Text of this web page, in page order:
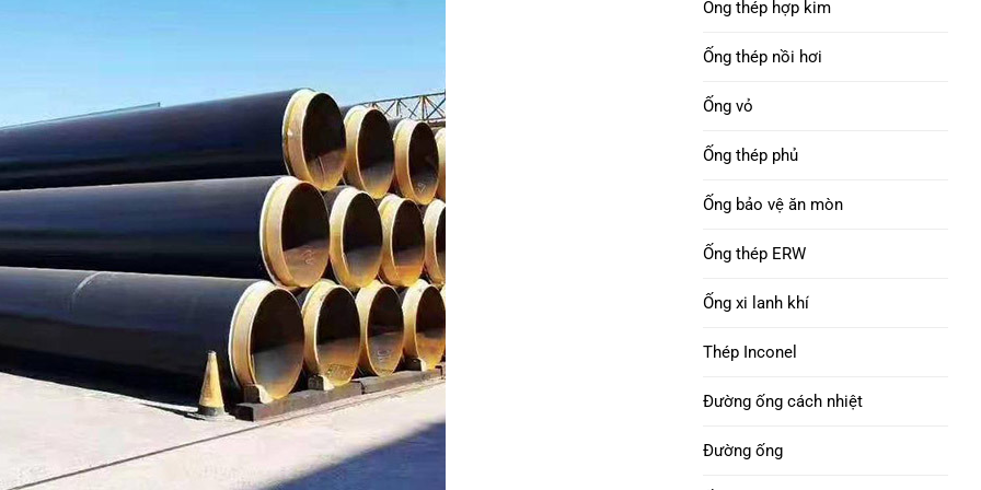
Ống sơn bên trong
Epoxy
Ống thép hợp kim
ASTM A369
Ống thép hợp kim
ASTM A250
Ống thép hợp kim
ASTM A556
Ống nồi hơi thép A209
xoắn ốc
Ống vỏ H40 octg
VỎ J55 & ỐNG
Ống vỏ V150
thép không gỉ
Ống thép hợp kim
Ống thép nồi hơi
Ống vỏ
Ống thép phủ
Ống bảo vệ ăn mòn
Ống thép ERW
Ống xi lanh khí
Thép Inconel
Đường ống cách nhiệt
Đường ống